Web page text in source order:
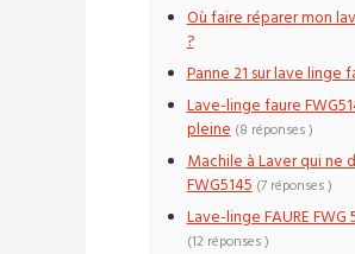
Où faire réparer mon
?
Panne 21 sur lave linge
Lave-linge faure
pleine (8 réponses )
Machile à Laver qui ne
FWG5145 (7 réponses )
Lave-linge FAURE FWG
(12 réponses )